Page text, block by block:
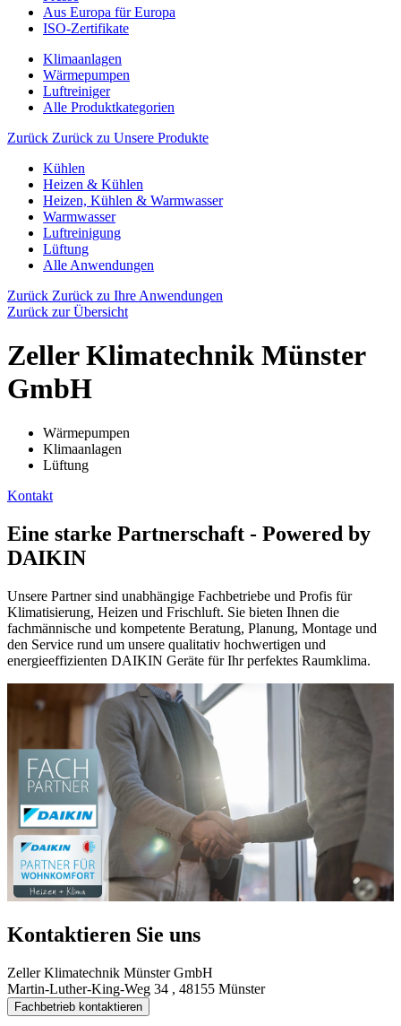
Aus Europa für Europa
ISO-Zertifikate
Klimaanlagen
Wärmepumpen
Luftreiniger
Alle Produktkategorien
Zurück Zurück zu Unsere Produkte
Kühlen
Heizen & Kühlen
Heizen, Kühlen & Warmwasser
Warmwasser
Luftreinigung
Lüftung
Alle Anwendungen
Zurück Zurück zu Ihre Anwendungen
Zurück zur Übersicht
Zeller Klimatechnik Münster
GmbH
Wärmepumpen
Klimaanlagen
Lüftung
Kontakt
Eine starke Partnerschaft - Powered by
DAIKIN
Unsere Partner sind unabhängige Fachbetriebe und Profis für
Klimatisierung, Heizen und Frischluft. Sie bieten Ihnen die
fachmännische und kompetente Beratung, Planung, Montage und
den Service rund um unsere qualitativ hochwertigen und
energieeffizienten DAIKIN Geräte für Ihr perfektes Raumklima.
Kontaktieren Sie uns
Zeller Klimatechnik Münster GmbH
Martin-Luther-King-Weg 34 , 48155 Münster
Fachbetrieb kontaktieren